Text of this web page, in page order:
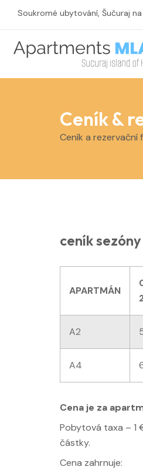
Soukromé ubytování, Šučuraj
Ceník &
Ceník a rezervační
ceník
APARTMÁN
A2
A4
Cena je za
Pobytová taxa – 1
částky.
Cena zahrnuje: